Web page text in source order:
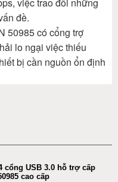
việc trao đổi những
đề.
50985 có cổng trợ
lo ngại việc thiếu
bị cần nguồn ổn định
cổng USB 3.0 hỗ trợ cấp
cao cấp